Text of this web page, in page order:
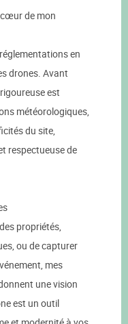
de mon
en
drones. Avant
est
météorologiques,
du site,
respectueuse de
propriétés,
ou de capturer
mes
une vision
est un outil